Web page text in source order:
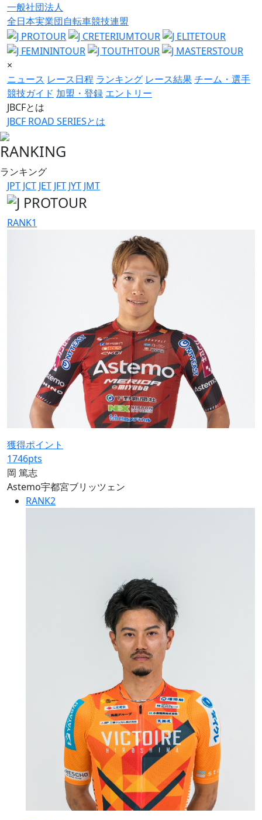
一般社団法人
全日本実業団自転車競技連盟
×
ニュース レース日程 ランキング レース結果チーム・選手
競技ガイド 加盟・登録 エントリー
JBCFとは
JBCF ROAD SERIESとは
RANKING
ランキング
JPT JCT JET JFT JYT JMT
RANK1
獲得ポイント
1746pts
岡 篤志
Astemo宇都宮ブリッツェン
RANK2